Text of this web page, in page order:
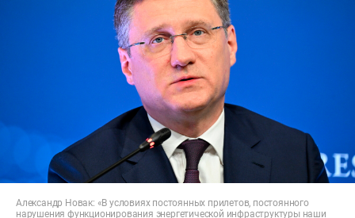
Александр Новак: «В условиях постоянных прилетов, постоянного
нарушения функционирования энергетической инфраструктуры наши